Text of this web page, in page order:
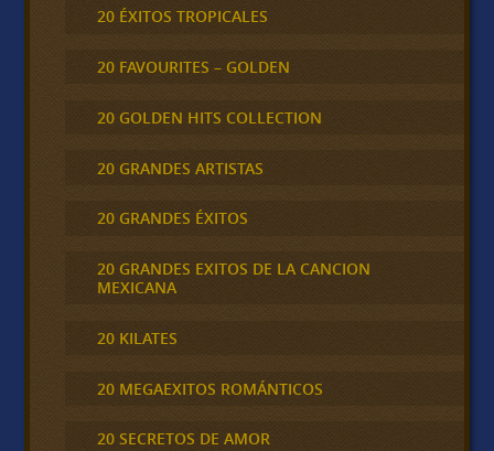
20 ÉXITOS TROPICALES
20 FAVOURITES – GOLDEN
20 GOLDEN HITS COLLECTION
20 GRANDES ARTISTAS
20 GRANDES ÉXITOS
20 GRANDES EXITOS DE LA CANCION
MEXICANA
20 KILATES
20 MEGAEXITOS ROMÁNTICOS
20 SECRETOS DE AMOR